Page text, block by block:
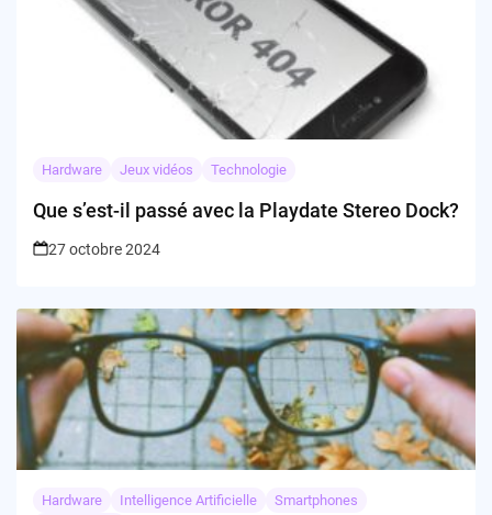
Hardware Jeux vidéos Technologie
Que s’est-il passé avec la Playdate Stereo Dock?
27 octobre 2024
Hardware Intelligence Artificielle
Smartphones